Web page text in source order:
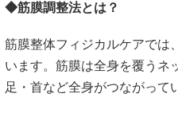
◆筋膜調整法とは？
筋膜整体フィジカルケアでは
います。筋膜は全身を覆うネ
足・首など全身がつながって